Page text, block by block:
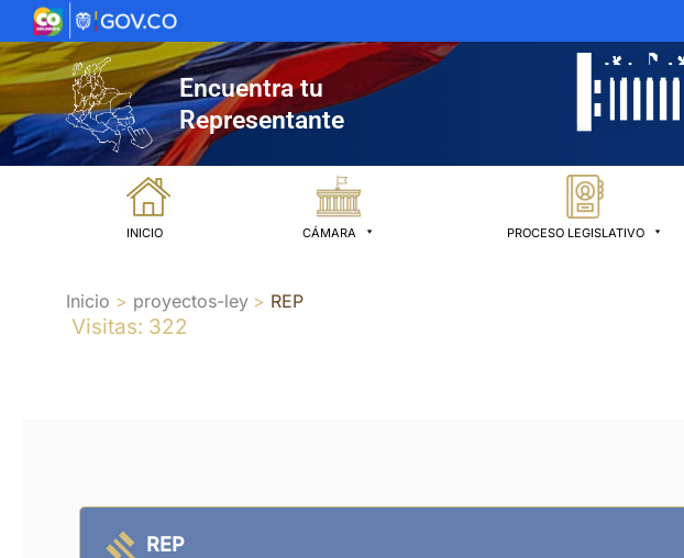
al
contenido
Encuentra tu
Representante
INICIO CÁMARA PROCESO LEGISLATIVO
Inicio proyectos-ley REP
Visitas: 322
REP